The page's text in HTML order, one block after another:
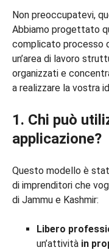
Non preoccupatevi,
Abbiamo progettato
complicato processo
un’area di lavoro
organizzati e
a realizzare la vostra
1. Chi può
applicazione?
Questo modello è
di imprenditori che
di Jammu e Kashmir:
Libero
un’attività in